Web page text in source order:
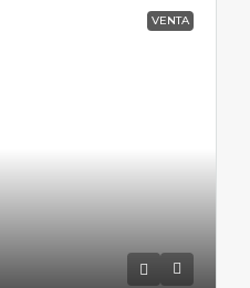
VENTA